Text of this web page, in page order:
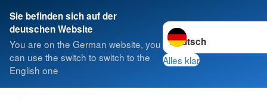
Sie befinden sich auf der
deutschen Website
You are on the German website, you
can use the switch to switch to the
English one
Sprache wechseln zu
Alles klar